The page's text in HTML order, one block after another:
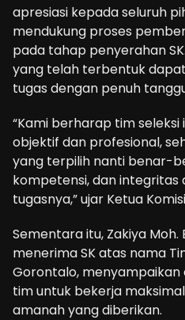
apresiasi kepada seluruh
mendukung proses
pada tahap penyerahan
yang telah terbentuk
tugas dengan penuh
“Kami berharap tim
objektif dan profesional,
yang terpilih nanti benar-
kompetensi, dan integritas
tugasnya,” ujar Ketua
Sementara itu, Zakiya Moh.
menerima SK atas nama
Gorontalo,
tim untuk bekerja
amanah yang diberikan.